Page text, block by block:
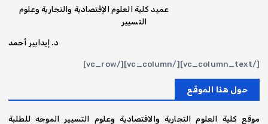
عميد كلية العلوم الإقتصادية والتجارية وعلوم
التسيير
د. إيدابير أحمد
[/vc_column_text][/vc_column][/vc_row]
حول هذا الموقع
موقع كلية العلوم التجارية والاقتصادية وعلوم التسيير الموجه للطلبة